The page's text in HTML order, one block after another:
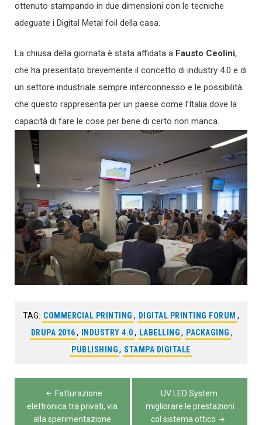
ottenuto stampando in due dimensioni con le tecniche
adeguate i Digital Metal foil della casa.
La chiusa della giornata è stata affidata a Fausto Ceolini,
che ha presentato brevemente il concetto di industry 4.0 e di
un settore industriale sempre interconnesso e le possibilità
che questo rappresenta per un paese come l’Italia dove la
capacità di fare le cose per bene di certo non manca.
TAG: COMMERCIAL PRINTING , DIGITAL PRINTING FORUM ,
DRUPA 2016, INDUSTRY 4.0, LABELLING, PACKAGING ,
PUBLISHING , STAMPA DIGITALE
Navigazione
articoli
Fatturazione
elettronica tra privati, via
alla sperimentazione
UV LED System:
migliorare le prestazioni
col sistema ottico